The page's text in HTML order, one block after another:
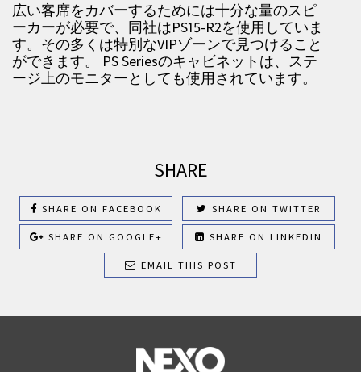
広い客席をカバーするためには十分な量のスピ
ーカーが必要で、同社はPS15-R2を使用していま
す。その多くは特別なVIPゾーンで見つけること
ができます。 PS Seriesのキャビネットは、ステ
ージ上のモニターとしても使用されています。
SHARE
SHARE ON FACEBOOK SHARE ON TWITTER
SHARE ON GOOGLE+ SHARE ON LINKEDIN
EMAIL THIS POST